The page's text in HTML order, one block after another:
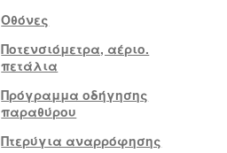
Οθόνες
Ποτενσιόμετρα, αέριο.
πετάλια
Πρόγραμμα οδήγησης
παραθύρου
Πτερύγια αναρρόφησης